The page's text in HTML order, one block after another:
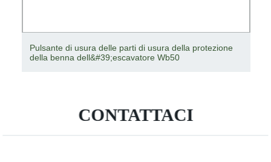
Pulsante di usura delle parti di usura della protezione
della benna dell&#39;escavatore Wb50
CONTATTACI